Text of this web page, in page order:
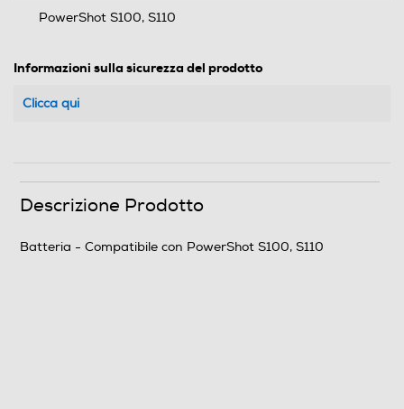
PowerShot S100, S110
Informazioni sulla sicurezza del prodotto
Clicca qui
Descrizione Prodotto
Batteria - Compatibile con PowerShot S100, S110